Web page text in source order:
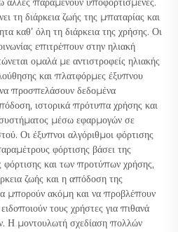
τη διάρκεια ζωής της μπαταρίας και
καθ’ όλη τη διάρκεια της χρήσης. Οι
επιτρέπουν στην ηλιακή
ομαλά με αντιστροφείς ηλιακής
και πλατφόρμες έξυπνου
προσπελάσουν δεδομένα
ιστορικά πρότυπα χρήσης και
μέσω εφαρμογών σε
Οι έξυπνοι αλγόριθμοι φόρτισης
φόρτισης βάσει της
φόρτισης και των προτύπων χρήσης,
ζωής και η απόδοση της
μπορούν ακόμη και να προβλέπουν
τους χρήστες για πιθανά
Η μοντουλωτή σχεδίαση πολλών